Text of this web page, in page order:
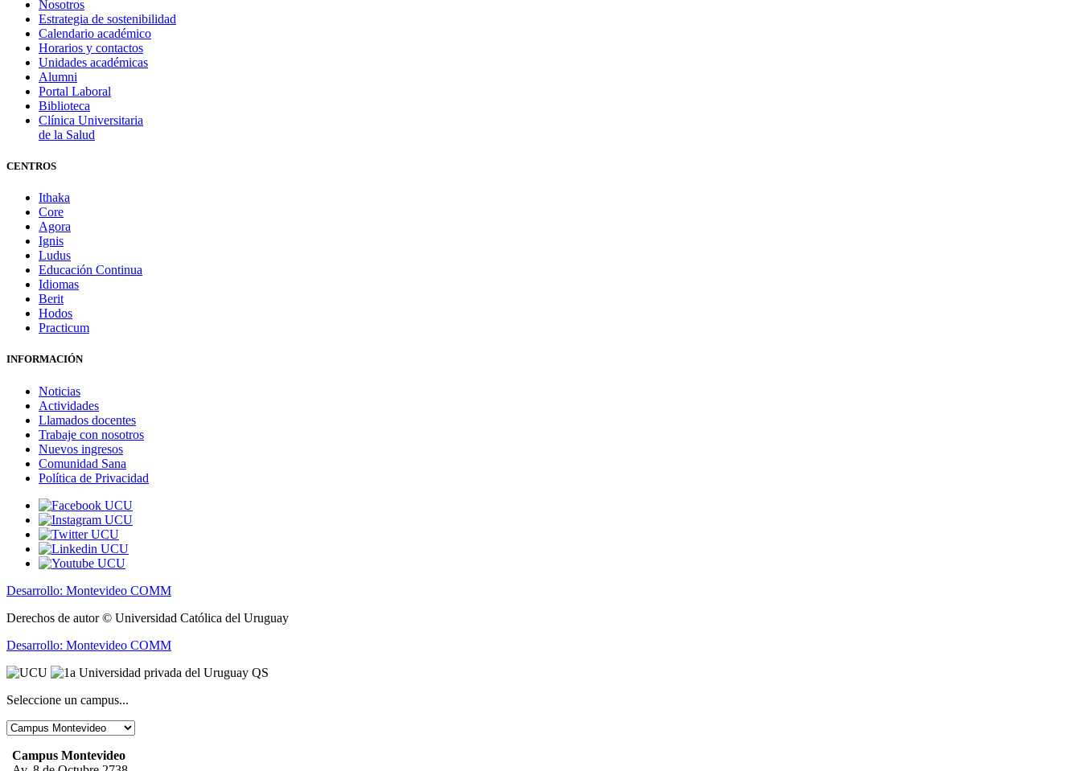
Nosotros
Estrategia de sostenibilidad
Calendario académico
Horarios y contactos
Unidades académicas
Alumni
Portal Laboral
Biblioteca
Clínica Universitaria
de la Salud
CENTROS
Ithaka
Core
Agora
Ignis
Ludus
Educación Continua
Idiomas
Berit
Hodos
Practicum
INFORMACIÓN
Noticias
Actividades
Llamados docentes
Trabaje con nosotros
Nuevos ingresos
Comunidad Sana
Política de Privacidad
Desarrollo: Montevideo COMM
Derechos de autor © Universidad Católica del Uruguay
Desarrollo: Montevideo COMM
Seleccione un campus...
Campus Montevideo